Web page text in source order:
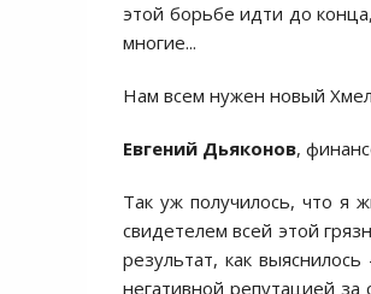
этой борьбе идти до
многие...
Нам всем нужен новый
Евгений Дьяконов,
Так уж получилось, что я
свидетелем всей этой
результат, как
негативной репутацией